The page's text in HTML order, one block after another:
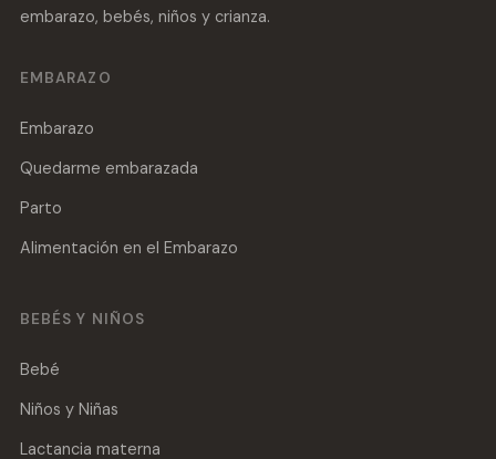
embarazo, bebés, niños y crianza.
EMBARAZO
Embarazo
Quedarme embarazada
Parto
Alimentación en el Embarazo
BEBÉS Y NIÑOS
Bebé
Niños y Niñas
Lactancia materna